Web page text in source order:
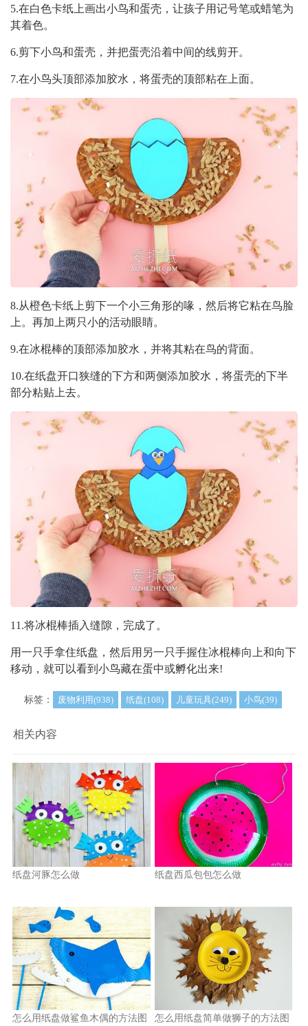
5.在白色卡纸上画出小鸟和蛋壳，让孩子用记号笔或蜡笔为
其着色。
6.剪下小鸟和蛋壳，并把蛋壳沿着中间的线剪开。
7.在小鸟头顶部添加胶水，将蛋壳的顶部粘在上面。
8.从橙色卡纸上剪下一个小三角形的喙，然后将它粘在鸟脸
上。再加上两只小的活动眼睛。
9.在冰棍棒的顶部添加胶水，并将其粘在鸟的背面。
10.在纸盘开口狭缝的下方和两侧添加胶水，将蛋壳的下半
部分粘贴上去。
11.将冰棍棒插入缝隙，完成了。
用一只手拿住纸盘，然后用另一只手握住冰棍棒向上和向下
移动，就可以看到小鸟藏在蛋中或孵化出来!
标签： 废物利用(938) 纸盘(108) 儿童玩具(249) 小鸟(39)
相关内容
纸盘河豚怎么做 纸盘西瓜包包怎么做
怎么用纸盘做鲨鱼木偶的方法图
怎么用纸盘简单做狮子的方法图